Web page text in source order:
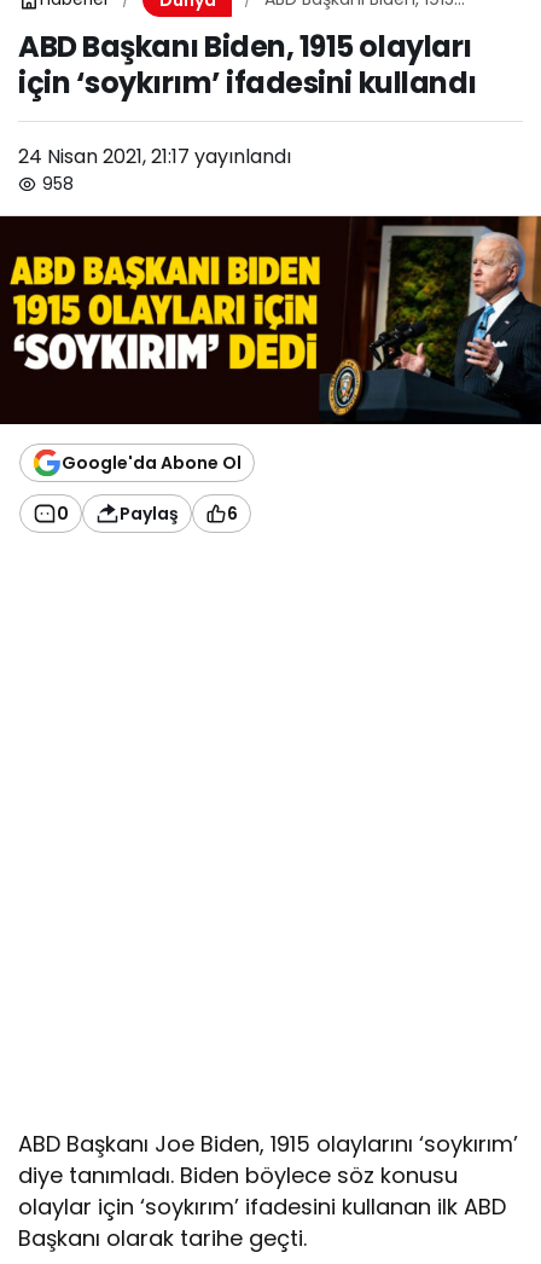
ifadesini kullandı
ABD Başkanı Biden, 1915 olayları
için ‘soykırım’ ifadesini kullandı
24 Nisan 2021, 21:17 yayınlandı
958
Google'da Abone Ol
0 Paylaş 6
ABD Başkanı Joe Biden, 1915 olaylarını ‘soykırım’
diye tanımladı. Biden böylece söz konusu
olaylar için ‘soykırım’ ifadesini kullanan ilk ABD
Başkanı olarak tarihe geçti.